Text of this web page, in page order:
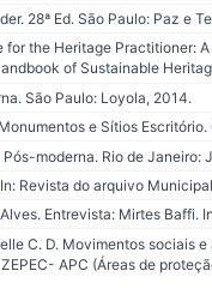
28ª Ed. São Paulo: Paz e
for the Heritage
of Sustainable
São Paulo: Loyola, 2014.
e Sítios
moderna. Rio de Janeiro:
Revista do arquivo
Alves. Entrevista: Mirtes
C. D. Movimentos
APC (Áreas de